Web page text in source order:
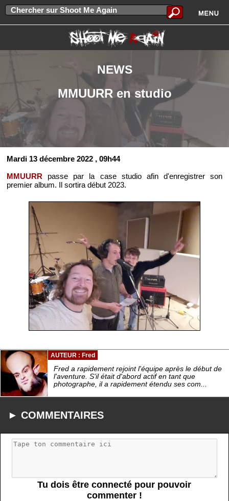
NEWS
MMUURR en studio
Mardi 13 décembre 2022 , 09h44
MMUURR passe par la case studio afin d'enregistrer son
premier album. Il sortira début 2023.
AUTEUR : Fred
Fred a rapidement rejoint l'équipe après le début de
l'aventure. S'il était d'abord actif en tant que
photographe, il a rapidement étendu ses com...
► COMMENTAIRES
Tu dois être connecté pour pouvoir
commenter !